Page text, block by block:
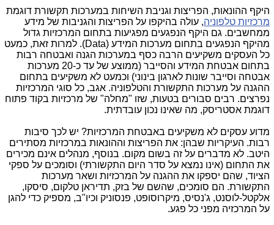
היקף ההונאות, הפריצות וגניבת השיחות במערכות תקשורת דוגמת
מרכזיות טלפוניה, עולה בהיקפו על הפריצות והגניבות של מידע
ממחשבים. גם היקף הנפגעים מפגיעות בתחום המרכזיות גדול
מהיקף הנפגעים בתחום מערכות המידע (Data). למרות זאת, כמעט
כל העסקים משקיעים הרבה כסף במערכות הגנה ואבטחה רבות
בתחום אבטחת המידע והסייבר (ממוצע של עד כ-20 מערכות
אבטחה וסייבר שונות לארגון בינוני) וכמעט לא משקיעים בתחום
ההגנה על מערכות התקשורת והטלפוניה. אגב, כל סוגי המרכזיות
נפרצים. רבים סבורים בטעות, שזו "מחלה" של מרכזיות בקוד פתוח
דוגמת אסטריסק, מה שאינו נכון עובדתית.
מדוע עסקים לא משקיעים באבטחת המרכזיות? יש לכך סיבות
רבות. העיקריות שבהן: את הפריצות וההונאות במרכזיות מסתירים
היטב. לא מדברים על זה בשום מקום. בנוסף, מנהלים אינם מכירים
את התחום (אינו נמצא על סדר היום התקשורתי) וסומכים על ספקי
הציוד, שהם יספקו את ההגנה על המרכזיות ושאר מערכות
התקשורת. הם סומכים, שהשם של בזק, תדיראן טלקום, סיסקו,
אלקטל-לוסנט, ג'נסיס, מיקרוסופט, פנסוניק וכיו"ב, מספיק כדי להגן
על המרכזיה מפני כל פגע.